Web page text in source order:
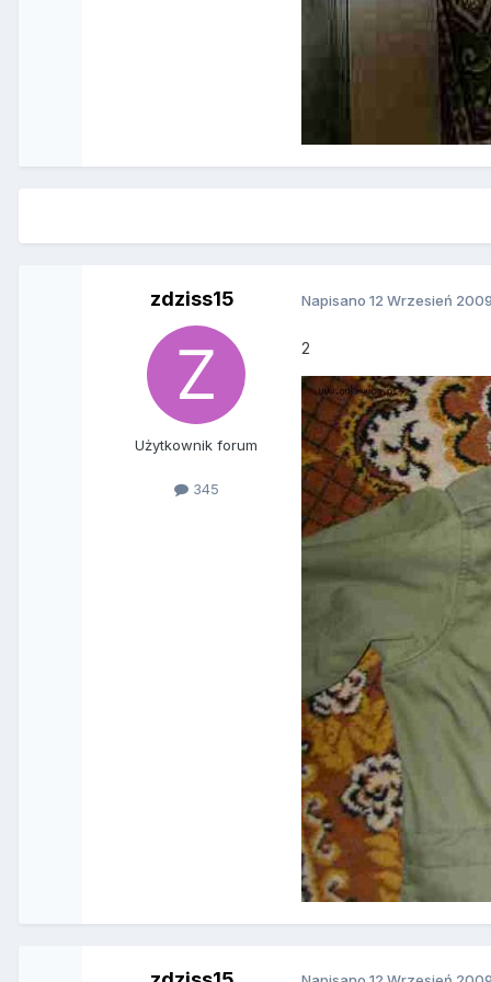
zdziss15
Użytkownik forum
345
Napisano12 Wrzesień
2